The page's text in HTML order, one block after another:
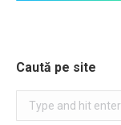
Caută pe site
Search: